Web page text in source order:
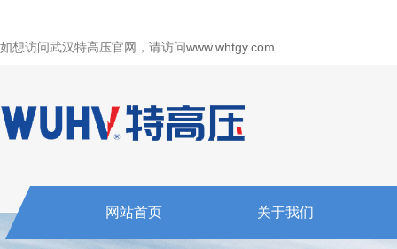
如想访问武汉特高压官网，请访问www.whtgy.com
网站首页 关于我们